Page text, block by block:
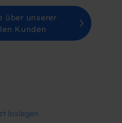
über unserer
Kunden
loslegen